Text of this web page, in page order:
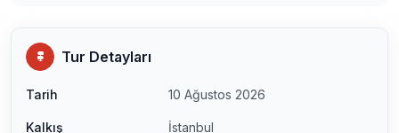
Tur Detayları
Tarih 10 Ağustos 2026
Kalkış İstanbul